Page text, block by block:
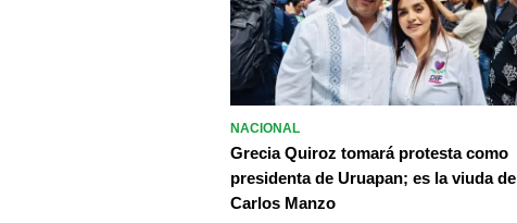
NACIONAL
Grecia Quiroz tomará protesta como
presidenta de Uruapan; es la viuda de
Carlos Manzo